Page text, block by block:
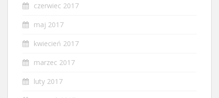
czerwiec 2017
maj 2017
kwiecień 2017
marzec 2017
luty 2017